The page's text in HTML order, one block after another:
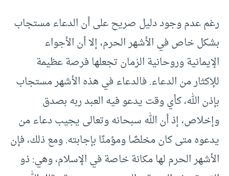
رغم عدم وجود دليل صريح على أن الدعاء مستجاب
بشكل خاص في الأشهر الحرم، إلا أن الأجواء
الإيمانية وروحانية الزمان تجعلها فرصة عظيمة
للإكثار من الدعاء. فالدعاء في هذه الأشهر مستجاب
بإذن الله، كأي وقت يدعو فيه العبد ربه بصدق
وإخلاص، إذ أن الله سبحانه وتعالى يجيب دعاء من
يدعوه متى كان مخلصًا ومؤمنًا بإجابته. ومع ذلك، فإن
الأشهر الحرم لها مكانة خاصة في الإسلام، وهي: ذو